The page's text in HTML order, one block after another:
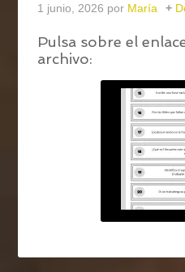
1 junio, 2026 por María
Pulsa sobre el
archivo: